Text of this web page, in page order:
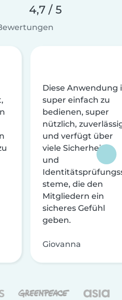
4,7 / 5
Diese Anwendung
super einfach zu
bedienen, super
nützlich,
und verfügt über
viele Sicherheits-
und
steme, die den
Mitgliedern ein
sicheres Gefühl
geben.
Giovanna